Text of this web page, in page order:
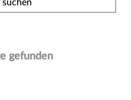
suchen
gefunden